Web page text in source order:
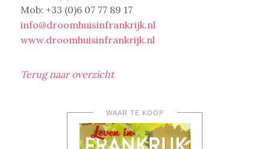
Mob: +33 (0)6 07 77 89 17
info@droomhuisinfrankrijk.nl
www.droomhuisinfrankrijk.nl
Terug naar overzicht
WAAR TE KOOP